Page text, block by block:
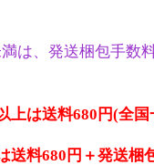
は、発送梱包手数
上は送料680円(全国
送料680円＋発送梱